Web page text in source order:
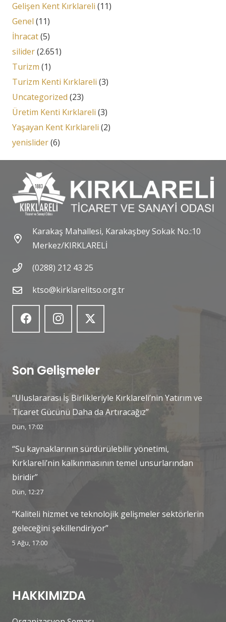
Gelişen Kent Kırklareli (11)
Genel (11)
İhracat(5)
silider(2.651)
Turizm (1)
Turizm Kenti Kırklareli (3)
Uncategorized (23)
Üretim Kenti Kırklareli (3)
Yaşayan Kent Kırklareli (2)
yenislider(6)
Karakaş Mahallesi, Karakaşbey Sokak No.:10
Merkez/KIRKLARELİ
(0288) 212 43 25
ktso@kirklarelitso.org.tr
Son Gelişmeler
“Uluslararası İş Birlikleriyle Kırklareli’nin Yatırım ve
Ticaret Gücünü Daha da Artıracağız”
Dün, 17:02
“Su kaynaklarının sürdürülebilir yönetimi,
Kırklareli’nin kalkınmasının temel unsurlarından
biridir”
Dün, 12:27
“Kaliteli hizmet ve teknolojik gelişmeler sektörlerin
geleceğini şekillendiriyor”
5 Ağu, 17:00
HAKKIMIZDA